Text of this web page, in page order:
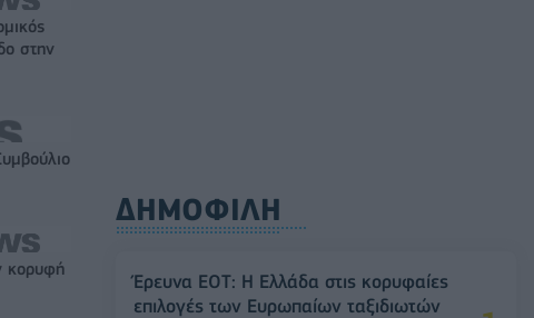
στην
κορυφή
ΔΗΜΟΦΙΛΗ
Έρευνα ΕΟΤ: Η Ελλάδα στις κορυφαίες
επιλογές των Ευρωπαίων ταξιδιωτών